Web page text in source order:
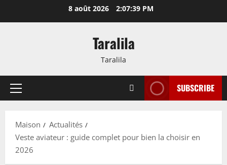
au
8 août 2026 2:07:40 PM
Taralila
Taralila
Menu
SUBSCRIBE
Maison
Actualités
Veste aviateur : guide complet pour bien la choisir en
2026